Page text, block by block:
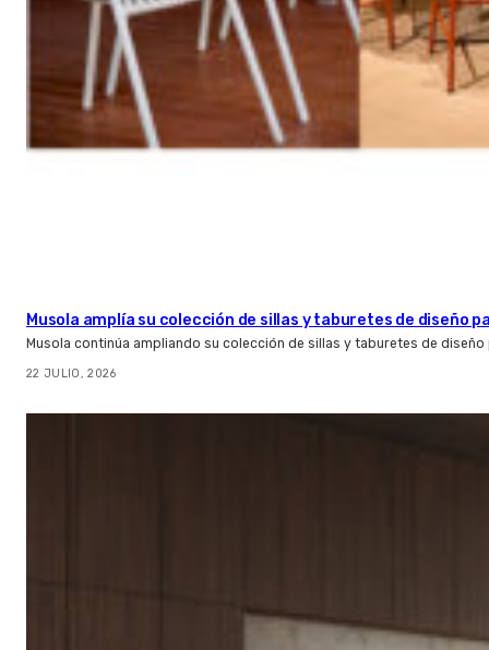
Musola amplía su colección de sillas y taburetes de diseño
Musola continúa ampliando su colección de sillas y taburetes de
22 JULIO, 2026